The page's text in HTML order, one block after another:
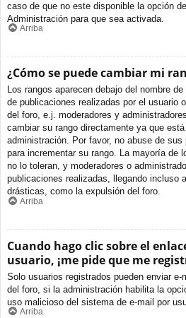
caso de que no este disponible la opción
Administración para que sea activada.
Arriba
¿Cómo se puede cambiar mi
Los rangos aparecen debajo del nombre
de publicaciones realizadas por el usuario
del foro, e.j. moderadores y
cambiar su rango directamente ya que
administración. Por favor, no abuse de
para incrementar su rango. La mayoría de
no lo toleran, y moderadores o
publicaciones realizadas, llegando incluso
drásticas, como la expulsión del foro.
Arriba
Cuando hago clic sobre el
usuario, ¡me pide que me
Solo usuarios registrados pueden enviar
del foro, si la administración habilita la
uso malicioso del sistema de e-mail por
Arriba